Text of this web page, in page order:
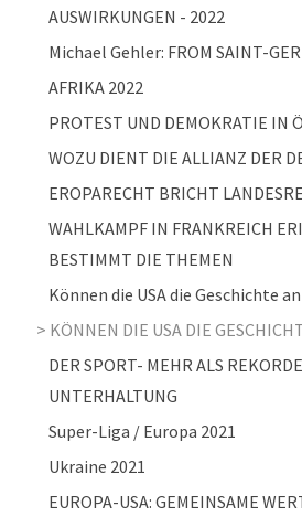
AUSWIRKUNGEN - 2022
Michael Gehler: FROM SAINT-
AFRIKA 2022
PROTEST UND DEMOKRATIE IN
WOZU DIENT DIE ALLIANZ DER
EROPARECHT BRICHT
WAHLKAMPF IN FRANKREICH
BESTIMMT DIE THEMEN
Können die USA die Geschichte
KÖNNEN DIE USA DIE
DER SPORT- MEHR ALS
UNTERHALTUNG
Super-Liga / Europa 2021
Ukraine 2021
EUROPA-USA: GEMEINSAME